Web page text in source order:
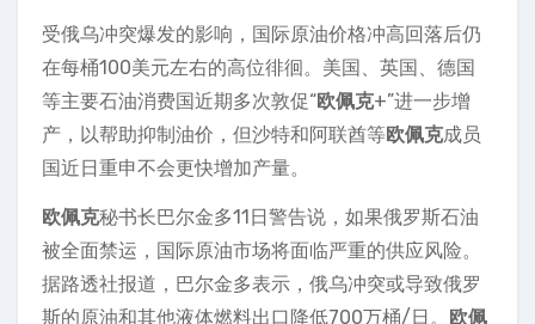
受俄乌冲突爆发的影响，国际原油价格冲高回落后仍
在每桶100美元左右的高位徘徊。美国、英国、德国
等主要石油消费国近期多次敦促“欧佩克+”进一步增
产，以帮助抑制油价，但沙特和阿联酋等欧佩克成员
国近日重申不会更快增加产量。
欧佩克秘书长巴尔金多11日警告说，如果俄罗斯石油
被全面禁运，国际原油市场将面临严重的供应风险。
据路透社报道，巴尔金多表示，俄乌冲突或导致俄罗
斯的原油和其他液体燃料出口降低700万桶/日。 欧佩